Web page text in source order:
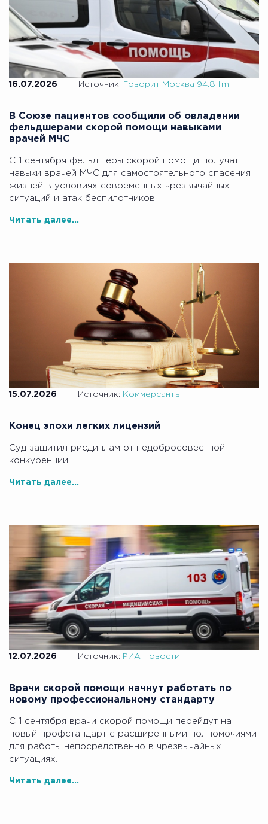
16.07.2026 Источник: Говорит Москва 94.8 fm
В Союзе пациентов сообщили об овладении
фельдшерами скорой помощи навыками
врачей МЧС
С 1 сентября фельдшеры скорой помощи получат
навыки врачей МЧС для самостоятельного спасения
жизней в условиях современных чрезвычайных
ситуаций и атак беспилотников.
Читать далее...
15.07.2026 Источник: Коммерсантъ
Конец эпохи легких лицензий
Суд защитил рисдиплам от недобросовестной
конкуренции
Читать далее...
12.07.2026 Источник: РИА Новости
Врачи скорой помощи начнут работать по
новому профессиональному стандарту
С 1 сентября врачи скорой помощи перейдут на
новый профстандарт с расширенными полномочиями
для работы непосредственно в чрезвычайных
ситуациях.
Читать далее...